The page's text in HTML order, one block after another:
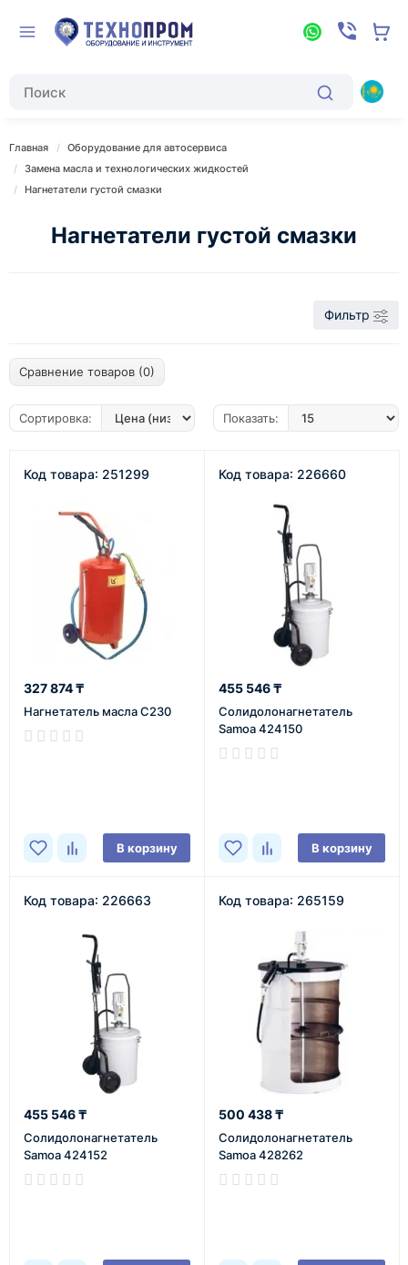
Главная
Оборудование для автосервиса
Замена масла и технологических жидкостей
Нагнетатели густой смазки
Нагнетатели густой смазки
Фильтр
Сравнение товаров (0)
Сортировка: Показать:
Код товара: 251299
327 874 ₸
Нагнетатель масла С230
В корзину
Код товара: 226660
455 546 ₸
Солидолонагнетатель
Samoa 424150
В корзину
Код товара: 226663
455 546 ₸
Солидолонагнетатель
Samoa 424152
Код товара: 265159
500 438 ₸
Солидолонагнетатель
Samoa 428262